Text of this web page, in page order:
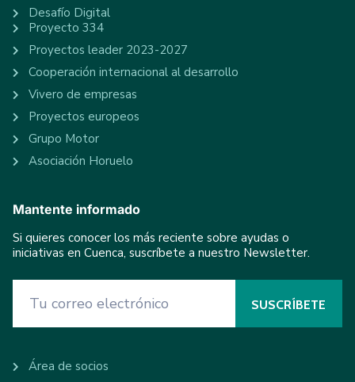
Desafío Digital
Proyecto 334
Proyectos leader 2023-2027
Cooperación internacional al desarrollo
Vivero de empresas
Proyectos europeos
Grupo Motor
Asociación Horuelo
Mantente informado
Si quieres conocer los más reciente sobre ayudas o
iniciativas en Cuenca, suscríbete a nuestro Newsletter.
Área de socios